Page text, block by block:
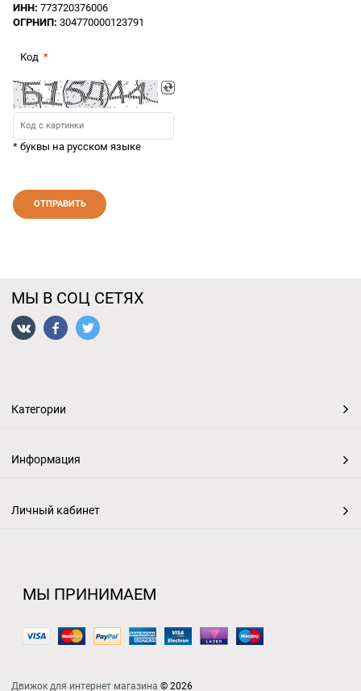
ИНН: 773720376006
ОГРНИП: 304770000123791
Код
* буквы на русском языке
МЫ В СОЦ СЕТЯХ
Категории
Информация
Личный кабинет
МЫ ПРИНИМАЕМ
Движок для интернет магазина © 2026